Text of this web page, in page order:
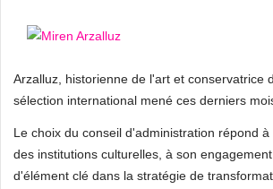
Arzalluz, historienne de l'art et conservatrice
sélection international mené ces derniers
Le choix du conseil d'administration répond
des institutions culturelles, à son
d'élément clé dans la stratégie de